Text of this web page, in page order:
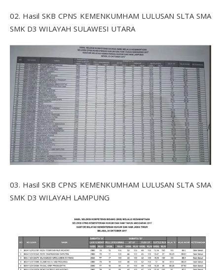
02. Hasil SKB CPNS KEMENKUMHAM LULUSAN SLTA SMA
SMK D3 WILAYAH SULAWESI UTARA
03. Hasil SKB CPNS KEMENKUMHAM LULUSAN SLTA SMA
SMK D3 WILAYAH LAMPUNG